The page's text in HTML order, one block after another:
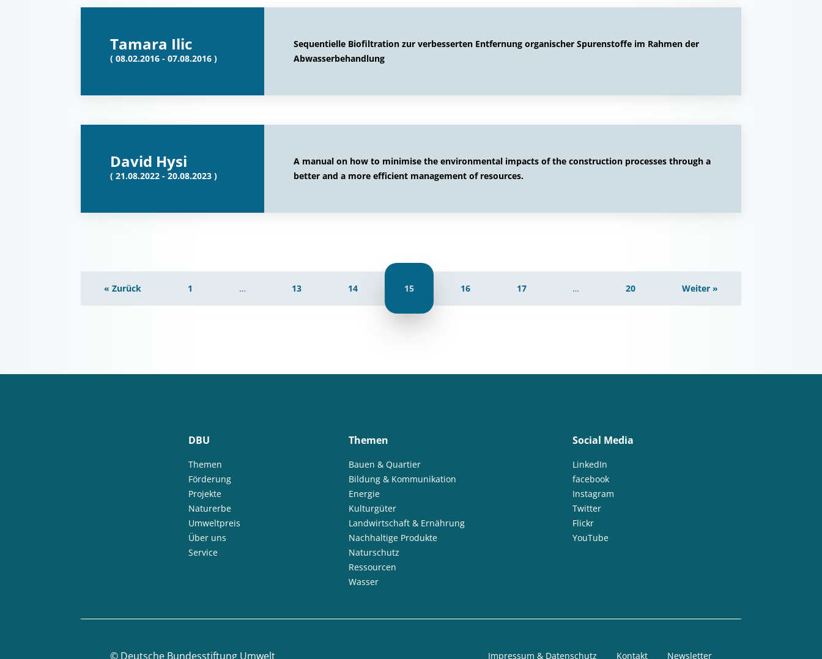
Tamara Ilic
( 08.02.2016 - 07.08.2016 )
Sequentielle Biofiltration zur verbesserten Entfernung organischer Spurenstoffe im Rahmen der
Abwasserbehandlung
David Hysi
( 21.08.2022 - 20.08.2023 )
A manual on how to minimise the environmental impacts of the construction processes through a
better and a more efficient management of resources.
« Zurück 1 … 13 14 15 16 17 … 20 Weiter »
DBU
Themen
Förderung
Projekte
Naturerbe
Umweltpreis
Über uns
Service
Themen
Bauen & Quartier
Bildung & Kommunikation
Energie
Kulturgüter
Landwirtschaft & Ernährung
Nachhaltige Produkte
Naturschutz
Ressourcen
Wasser
Social Media
LinkedIn
facebook
Instagram
Twitter
Flickr
YouTube
© Deutsche Bundesstiftung Umwelt Impressum & Datenschutz Kontakt Newsletter